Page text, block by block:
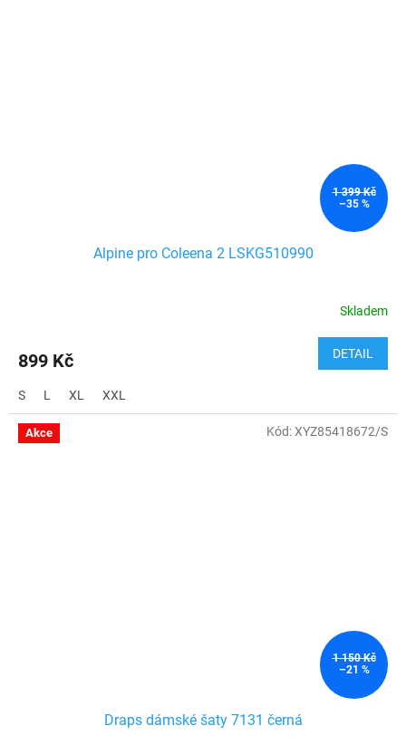
1 399 Kč
–35 %
Alpine pro Coleena 2 LSKG510990
Skladem
899 Kč DETAIL
S L XL XXL
Akce
1 150 Kč
–21 %
Draps dámské šaty 7131 černá
Kód:XYZ85418672/S